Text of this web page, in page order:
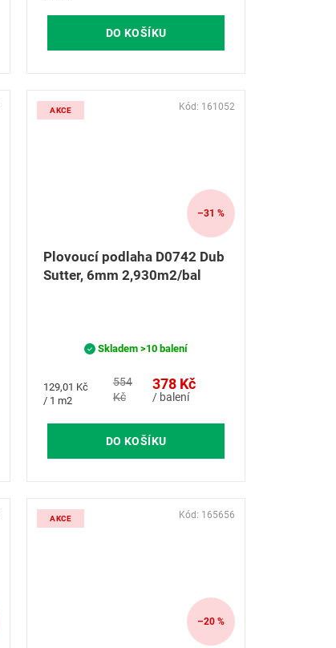
DO KOŠÍKU
AKCE
–31 %
Plovoucí podlaha D0742 Dub
Sutter, 6mm 2,930m2/bal
554
Kč
378 Kč
/ balení
Měrná
cena:
129,01 Kč
/ 1 m2
DO KOŠÍKU
Skladem>10 balení
Kód: 161052
AKCE
–20 %
Kód: 165656